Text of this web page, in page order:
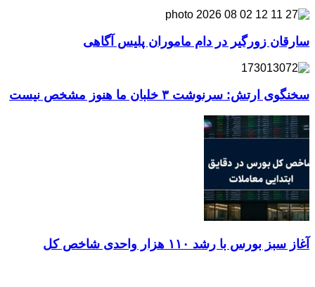
سارقان زورگیر در دام ماموران پلیس آگاهی
سخنگوی ارتش: سرنوشت ۳ خلبان ما هنوز مشخص نیست
آغاز سبز بورس با رشد ۱۱۰ هزار واحدی شاخص کل